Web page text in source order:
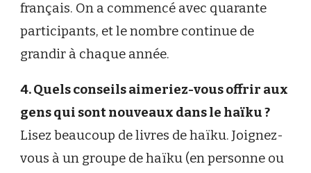
français. On a commencé avec quarante
participants, et le nombre continue de
grandir à chaque année.
4. Quels conseils aimeriez-vous offrir aux
gens qui sont nouveaux dans le haïku ?
Lisez beaucoup de livres de haïku. Joignez-
vous à un groupe de haïku (en personne ou